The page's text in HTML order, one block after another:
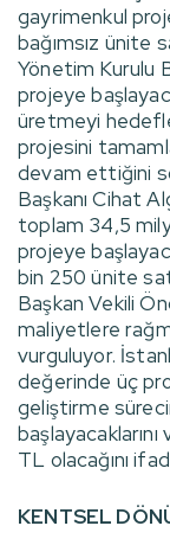
gayrimenkul
bağımsız ünite
Yönetim Kurulu
projeye
üretmeyi
projesini
devam ettiğini
Başkanı Cihat
toplam 34,5
projeye
bin 250 ünite
Başkan Vekili
maliyetlere
vurguluyor.
değerinde üç
geliştirme
TL olacağını
KENTSEL